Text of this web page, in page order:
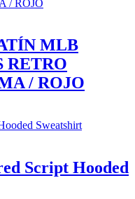
MLB
RETRO
/ ROJO
Script Hooded